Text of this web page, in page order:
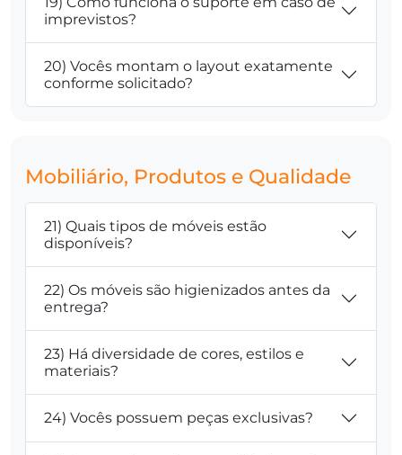
imprevistos?
20) Vocês montam o layout exatamente
conforme solicitado?
Mobiliário, Produtos e Qualidade
21) Quais tipos de móveis estão
disponíveis?
22) Os móveis são higienizados antes da
entrega?
23) Há diversidade de cores, estilos e
materiais?
24) Vocês possuem peças exclusivas?